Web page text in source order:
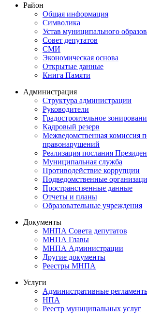
Район
Общая информация
Символика
Устав муниципального
Совет депутатов
СМИ
Экономическая основа
Открытые данные
Книга Памяти
Администрация
Структура администрации
Руководители
Градостроительное
Кадровый резерв
Межведомственная комиссия
правонарушений
Реализация послания
Муниципальная служба
Противодействие коррупции
Подведомственные
Пространственные данные
Отчеты и планы
Образовательные учреждения
Документы
МНПА Совета депутатов
МНПА Главы
МНПА Администрации
Другие документы
Реестры МНПА
Услуги
Административные
НПА
Реестр муниципальных услуг